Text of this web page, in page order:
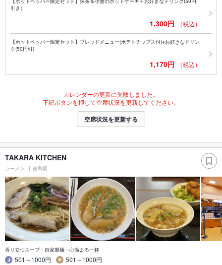
引き）
1,300円 （税込）
【ホットペッパー限定セット】ブレッドメニュー(ポテトチップス付)+お好きなドリン
ク(50円引)
1,170円 （税込）
カレンダーの更新に失敗しました。
下記ボタンを押して空席状況を更新してください。
空席状況を更新する
TAKARA KITCHEN
ラーメン 徳島駅
香り立つスープ・自家製麺・心温まる一杯
501～1000円
501～1000円